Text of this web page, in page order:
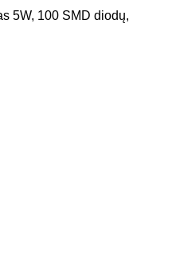
5W, 100 SMD diodų,